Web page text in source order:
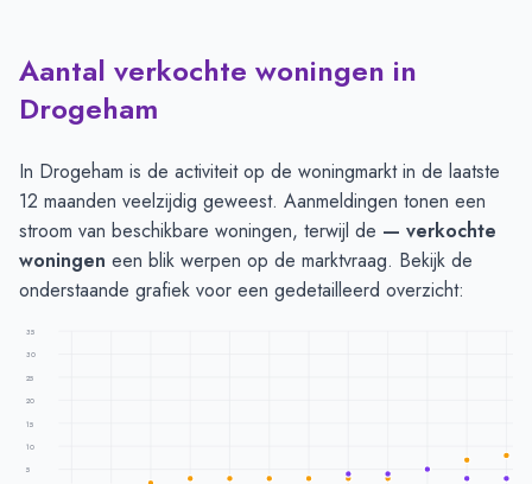
Aantal verkochte woningen in
Drogeham
In Drogeham is de activiteit op de woningmarkt in de laatste
12 maanden veelzijdig geweest. Aanmeldingen tonen een
stroom van beschikbare woningen, terwijl de — verkochte
woningen een blik werpen op de marktvraag. Bekijk de
onderstaande grafiek voor een gedetailleerd overzicht:
35
30
25
20
15
10
5